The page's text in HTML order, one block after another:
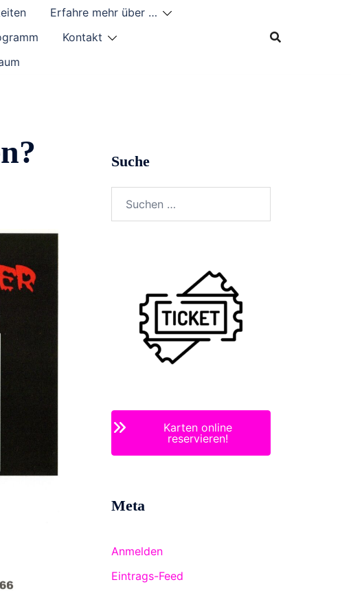
Erfahre mehr über …
Kontakt
Suche
Karten online
reservieren!
Meta
Anmelden
Eintrags-Feed